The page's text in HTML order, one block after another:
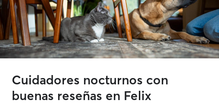
Cuidadores nocturnos con
buenas reseñas en Felix